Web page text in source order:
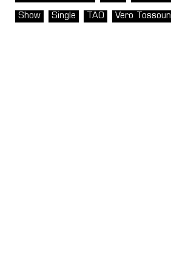
Show Single TAO Vero